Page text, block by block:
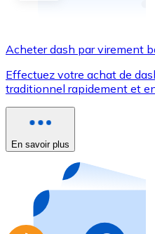
Utilisez les cartes Visa
Acheter avec carte
Nouveau
Achetez des cartes-
Aller à la boutique de
Acheter dash par virement
Effectuez votre achat de
traditionnel rapidement et
En savoir plus